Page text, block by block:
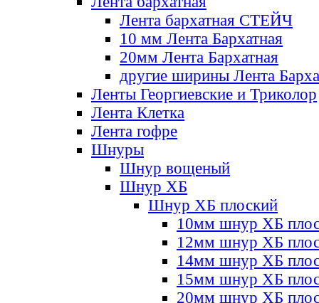
Лента бархатная СТЕЙЧ
10 мм Лента Бархатная
20мм Лента Бархатная
другие ширины Лента
Ленты Георгиевские и Триколор
Лента Клетка
Лента гофре
Шнуры
Шнур вощеный
Шнур ХБ
Шнур ХБ плоский
10мм шнур ХБ
12мм шнур ХБ
14мм шнур ХБ
15мм шнур ХБ
20мм шнур ХБ